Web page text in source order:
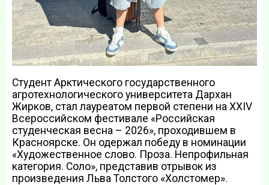
Студент Арктического государственного
агротехнологического университета Дархан
Жирков, стал лауреатом первой степени на XXIV
Всероссийском фестивале «Российская
студенческая весна – 2026», проходившем в
Красноярске. Он одержал победу в номинации
«Художественное слово. Проза. Непрофильная
категория. Соло», представив отрывок из
произведения Льва Толстого «Холстомер».